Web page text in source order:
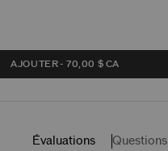
AJOUTER 70,00 $ CA
Évaluations Questions